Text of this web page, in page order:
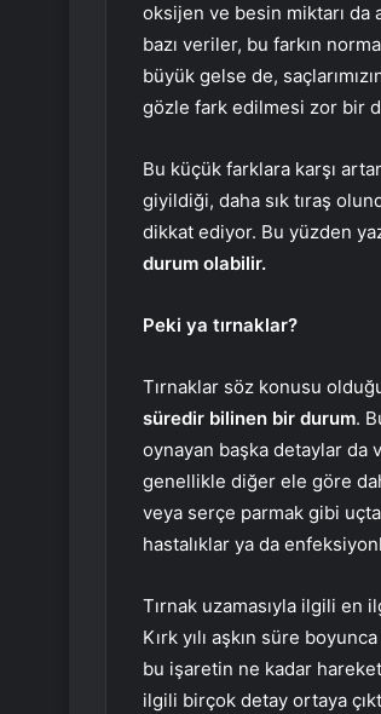
oksijen ve besin miktarı da
bazı veriler, bu farkın
büyük gelse de,
gözle fark edilmesi zor bir
Bu küçük farklara karşı
giyildiği, daha sık tıraş
dikkat ediyor. Bu yüzden
durum olabilir.
Peki ya tırnaklar?
Tırnaklar söz konusu
süredir bilinen bir durum.
oynayan başka detaylar da
genellikle diğer ele göre
veya serçe parmak gibi
hastalıklar ya da
Tırnak uzamasıyla ilgili en
Kırk yılı aşkın süre
bu işaretin ne kadar
ilgili birçok detay ortaya